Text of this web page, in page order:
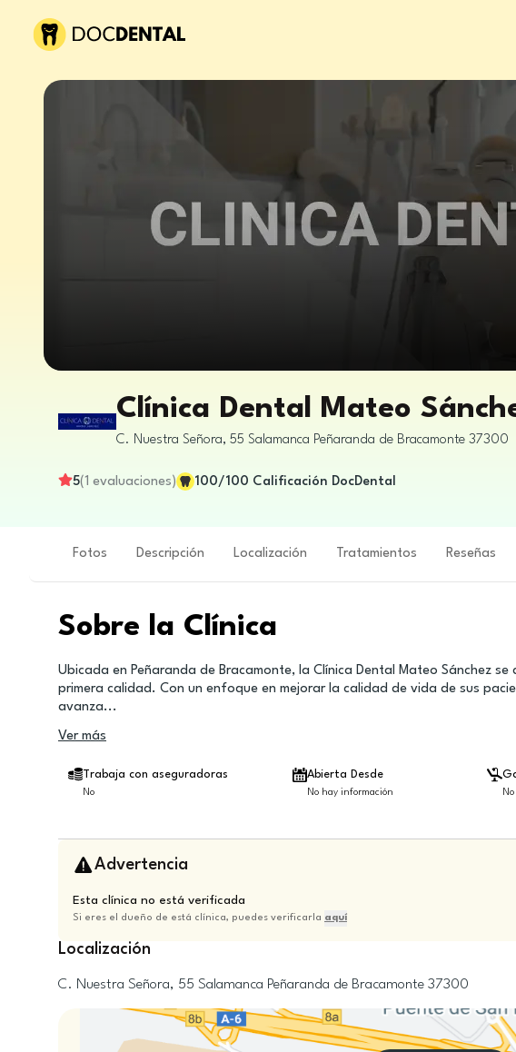
Clínica Dental Mateo
C. Nuestra Señora, 55 Salamanca Peñaranda de Bracamonte 37300
5(1 evaluaciones) 100/100 Calificación DocDental
Fotos Descripción Localización Tratamientos Reseñas
Sobre la Clínica
Ubicada en Peñaranda de Bracamonte, la Clínica Dental Mateo Sánchez
primera calidad. Con un enfoque en mejorar la calidad de vida de sus
avanza...
Ver más
Trabaja con aseguradoras
No
Abierta Desde
No hay información
Advertencia
Esta clínica no está verificada
Si eres el dueño de está clínica, puedes verificarla aquí
Localización
C. Nuestra Señora, 55 Salamanca Peñaranda de Bracamonte 37300